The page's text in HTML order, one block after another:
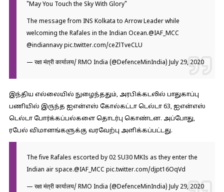
"May You Touch the Sky With Glory"
The message from INS Kolkata to Arrow Leader while
welcoming the Rafales in the Indian Ocean.@IAF_MCC
@indiannavy pic.twitter.com/ceZlTveCLU
— रक्षा मंत्री कार्यालय/ RMO India (@DefenceMinIndia) July 29, 2020
இந்திய எல்லையில் நுழைந்ததும், அரபிக்கடலில் பாதுகாப்பு
பணியில் இருந்த ஐஎன்எஸ் கோல்கட்டா டெல்டா 63, ஐஎன்எஸ்
டெல்டா போர்க்கப்பல்களை தொடர்பு கொண்டன. அப்போது,
ரபேல் விமானங்களுக்கு வரவேற்பு அளிக்கப்பட்டது.
The five Rafales escorted by 02 SU30 MKIs as they enter the
Indian air space.@IAF_MCC pic.twitter.com/djpt16OqVd
— रक्षा मंत्री कार्यालय/ RMO India (@DefenceMinIndia) July 29, 2020